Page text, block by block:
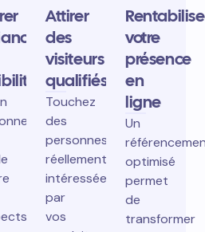
Attirer
des
visiteurs
qualifiés
Touchez
des
personnes
réellement
intéressées
par
vos
votre
présence
en
ligne
Un
optimisé
permet
de
transformer